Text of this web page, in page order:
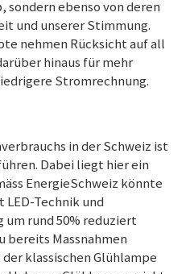
sondern ebenso von deren
und unserer Stimmung.
nehmen Rücksicht auf all
hinaus für mehr
Stromrechnung.
in der Schweiz ist
Dabei liegt hier ein
EnergieSchweiz könnte
Technik und
rund 50% reduziert
bereits Massnahmen
klassischen Glühlampe